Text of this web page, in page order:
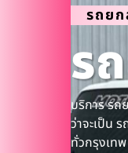
รถย
ร
บริการ รถ
ว่าจะเป็น
ทั่วกรุงเท